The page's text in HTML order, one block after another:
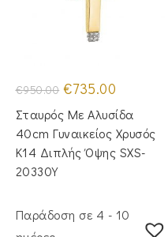
€950.00 Original
price
was:
€950.00.
€735.00
τιμή
είναι:
€735.00.
Σταυρός Με Αλυσίδα
40cm Γυναικείος Χρυσός
Κ14 Διπλής Όψης SXS-
20330Y
Παράδοση σε 4 - 10